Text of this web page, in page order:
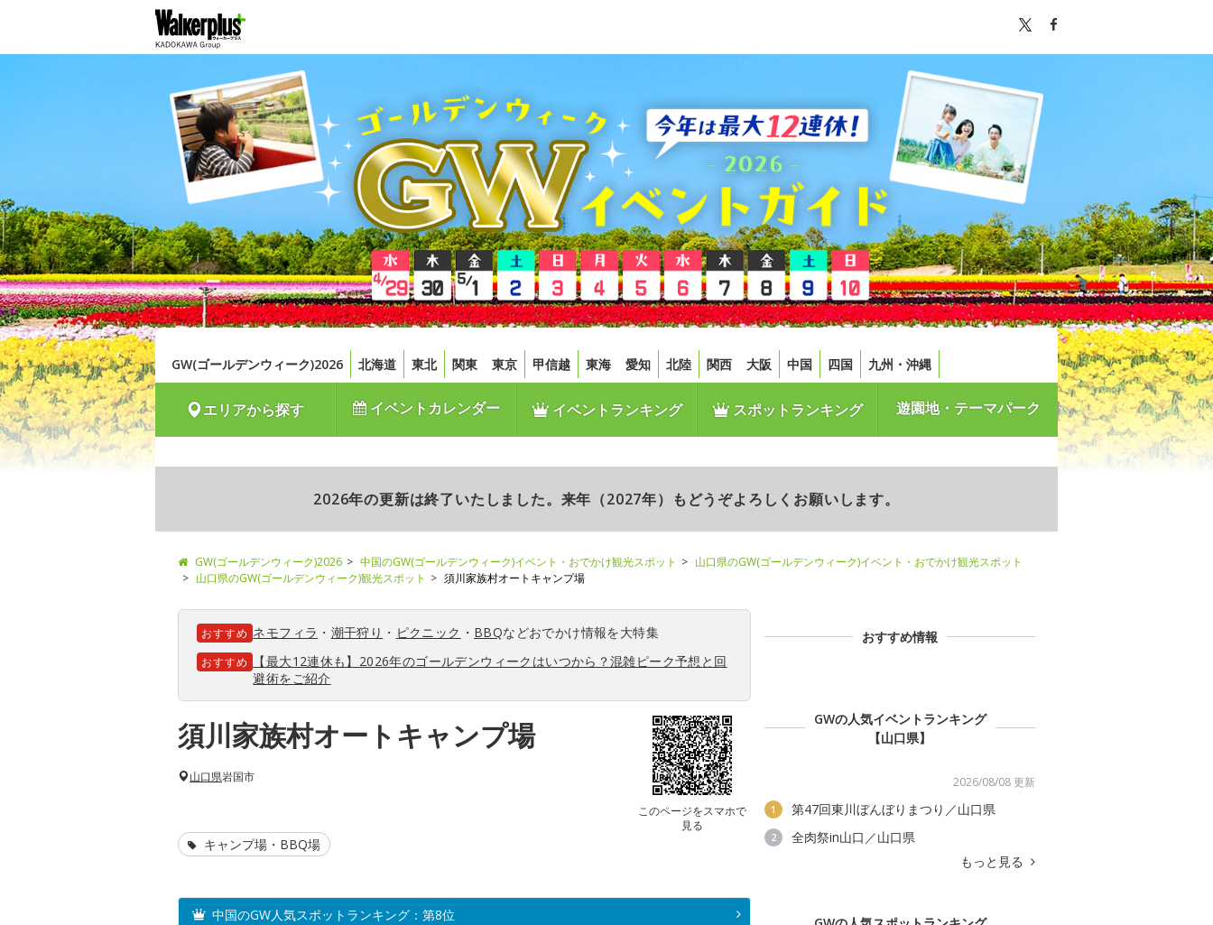
GW(ゴールデンウィーク)2026 北海道 東北 関東 東京 甲信越 東海 愛知 北陸 関西 大阪 中国 四国 九州・沖縄
エリアから探す イベントカレンダー イベントランキング スポットランキング 遊園地・テーマパーク
2026年の更新は終了いたしました。来年（2027年）もどうぞよろしくお願いします。
GW(ゴールデンウィーク)2026 中国のGW(ゴールデンウィーク)イベント・おでかけ観光スポット
山口県のGW(ゴールデンウィーク)イベント・おでかけ観光スポット
山口県のGW(ゴールデンウィーク)観光スポット
須川家族村オートキャンプ場
おすすめ ネモフィラ ・ 潮干狩り ・ ピクニック ・ BBQなどおでかけ情報を大特集
おすすめ
【最大12連休も】2026年のゴールデンウィークはいつから？混雑ピーク予想と回
避術をご紹介
須川家族村オートキャンプ場
このページをスマホで
見る
山口県岩国市
キャンプ場・BBQ場
中国のGW人気スポットランキング：第8位
おすすめ情報
GWの人気イベントランキング
【山口県】
2026/08/08 更新
1 第47回東川ぼんぼりまつり／山口県
2
全肉祭in山口／山口県
もっと見る